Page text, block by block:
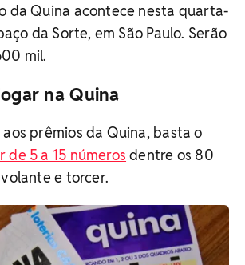
da Quina acontece nesta quarta-
da Sorte, em São Paulo. Serão
mil.
na Quina
prêmios da Quina, basta o
de 5 a 15 números dentre os 80
e torcer.